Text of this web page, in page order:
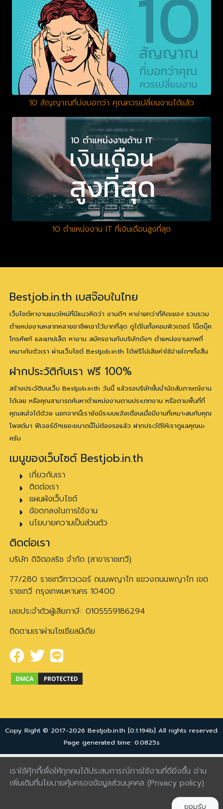
เราใช้คุ้กกี้เพื่อให้ทุกคนได้ประสบการณ์การใช้งานที่ดียิ่งขึ้น อ่าน
เพิ่มเติมที่นโยบายคุ้มครองข้อมูลส่วนบุคคล (Privacy policy)
ยอมรับ
10 สัญญาณที่บ่งบอกว่า คุณควรเปลี่ยนงานได้แล้ว
10 ตำแหน่งงาน IT ที่เงินเดือนสูงที่สุด
Bestjob.in.th เบสจ๊อบในไทย
เว็บไซต์หางานแนวใหม่ที่มีแนวคิดว่า งานดีๆ หาง่ายกว่าที่คิดเยอะ! รวบรวม
ตำแหน่งงานหลากหลายอาชีพเอาไว้มากที่สุด ดูได้ในทั้งคอมพิวเตอร์ โน็ตบุ๊ค
โทรศัพท์ และแทปเล็ต หางาน สมัครงานกับบริษัทดังๆ ตำแหน่งงานเทพที่
เหมาะกับตัวเรา ผ่านเว็บไซต์ Bestjob.in.th ได้ฟรีไม่เสียค่าใช้จ่ายใดๆทั้งสิ้น
ฝากประวัติกับเรา ฟรี 100%
สร้างประวัติบนเว็บ Bestjob.in.th วันนี้ แล้วรอบริษัทชั้นนำนัดสัมภาษณ์งาน
ได้เลย หรือคุณสามารถค้นหาตำแหน่งงานตามประเภทงาน หรือตามพื้นที่ที่
คุณสนใจได้ด้วย นอกจากนี้เรายังมีระบบแจ้งเตือนเมื่อมีงานที่เหมาะสมกับคุณ
โพสต์มา ฟีเจอร์ดีๆเยอะขนาดนี้ไม่ต้องรอแล้ว ฝากประวัติให้เราดูแลคุณนะ
ครับ
เมนูของเว็บไซต์ Bestjob.in.th
เกี่ยวกับเรา
ติดต่อเรา
แผนผังเว็บไซต์
ข้อตกลงในการใช้งาน
นโยบายความเป็นส่วนตัว
ติดต่อเรา
บริษัท ดิจิตอลริช จำกัด (สาขาราชเทวี)
77/280 ราชเทวีทาวเวอร์ ถนนพญาไท แขวงถนนพญาไท เขต
ราชเทวี กรุงเทพมหานคร 10400
เลขประจำตัวผู้เสียภาษี:: 0105559186294
ติดตามเราผ่านโซเชียลมีเดีย
Copy Right © 2017-2026 Bestjob.in.th [0.1.194b] All rights reserved.
Page generated time: 0.0825s